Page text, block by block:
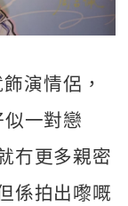
演情侶，
一對戀
冇更多親密
係拍出嚟嘅